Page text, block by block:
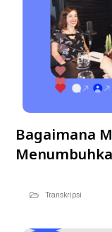
Bagaimana
Transkripsi